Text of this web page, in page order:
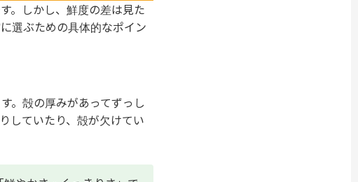
。しかし、鮮度の差は見た
選ぶための具体的なポイン
。殻の厚みがあってずっし
していたり、殻が欠けてい